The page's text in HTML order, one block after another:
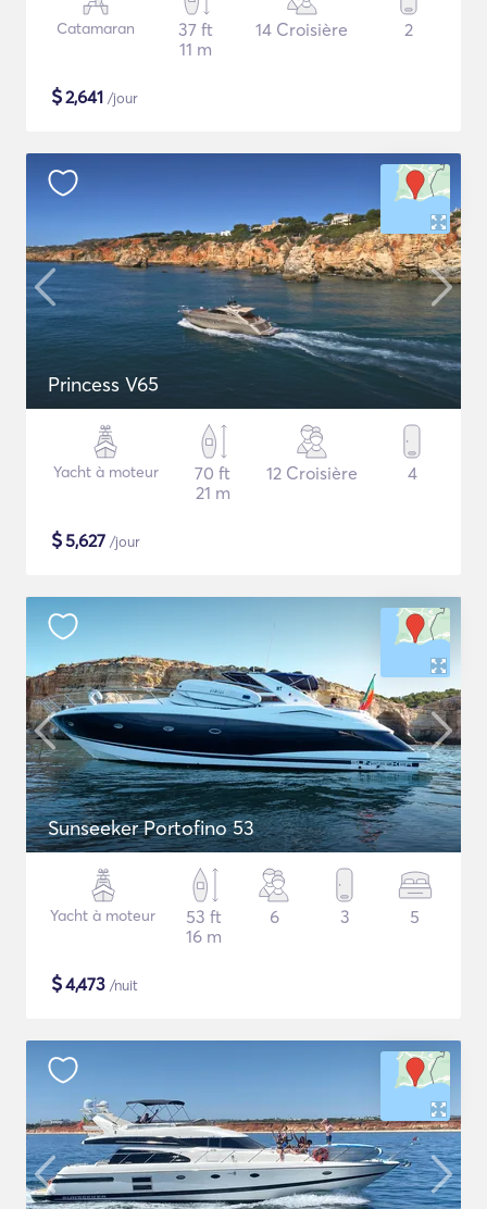
Catamaran
37 ft
11 m
14 Croisière 2
$2,641 /jour
Princess V65
Yacht à moteur
70 ft
21 m
12 Croisière 4
$5,627 /jour
Sunseeker Portofino 53
Yacht à moteur
53 ft
16 m
6 3 5
$4,473 /nuit